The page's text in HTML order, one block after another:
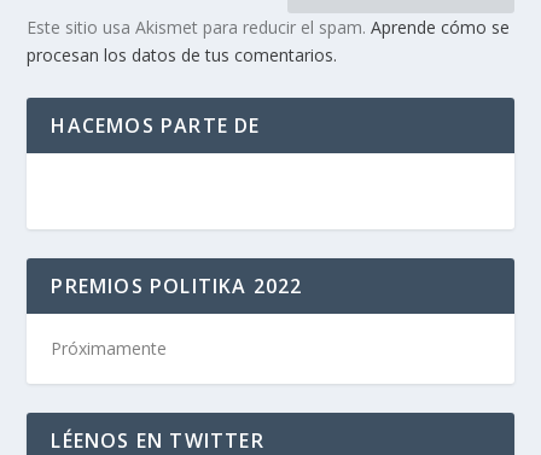
Este sitio usa Akismet para reducir el spam.Aprende cómo se
procesan los datos de tus comentarios.
HACEMOS PARTE DE
PREMIOS POLITIKA 2022
Próximamente
LÉENOS EN TWITTER